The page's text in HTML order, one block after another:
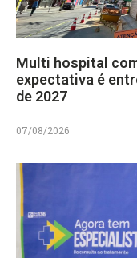
Multi hospital
expectativa é
de 2027
07/08/2026